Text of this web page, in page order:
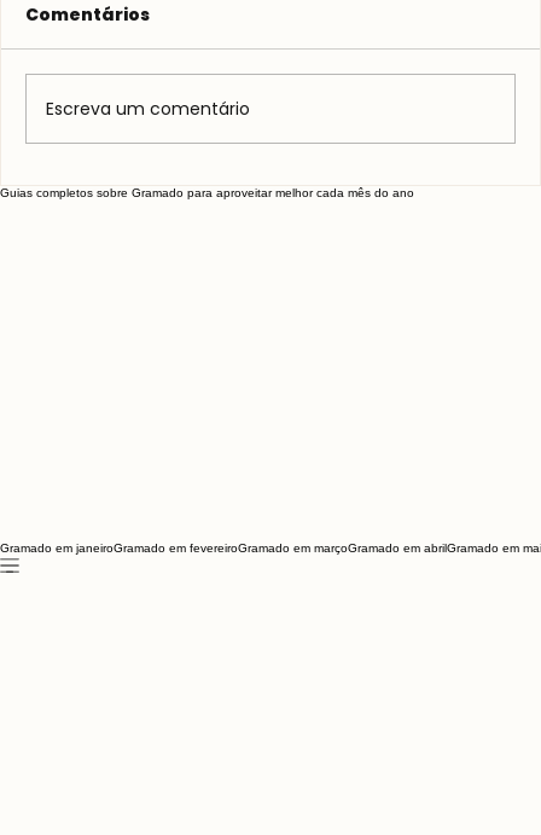
Vitivinícola Jolimont: Vale a pena?
Comentários
Escreva um comentário
Guias completos sobre Gramado para aproveitar melhor cada mês do ano
Gramado em janeiroGramado em fevereiroGramado em marçoGramado em abrilGramado em